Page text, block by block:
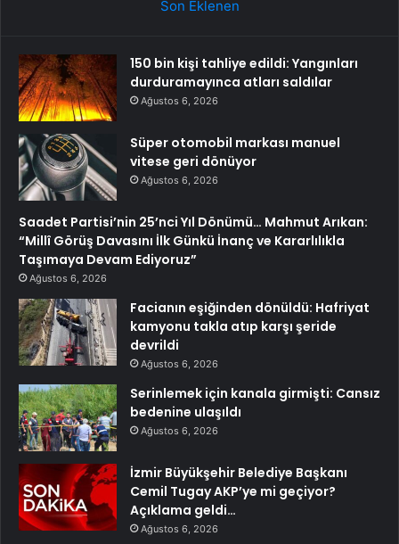
Son Eklenen
150 bin kişi tahliye edildi: Yangınları
durduramayınca atları saldılar
Ağustos 6, 2026
Süper otomobil markası manuel
vitese geri dönüyor
Ağustos 6, 2026
Saadet Partisi’nin 25’nci Yıl Dönümü… Mahmut Arıkan:
“Millî Görüş Davasını İlk Günkü İnanç ve Kararlılıkla
Taşımaya Devam Ediyoruz”
Ağustos 6, 2026
Facianın eşiğinden dönüldü: Hafriyat
kamyonu takla atıp karşı şeride
devrildi
Ağustos 6, 2026
Serinlemek için kanala girmişti: Cansız
bedenine ulaşıldı
Ağustos 6, 2026
İzmir Büyükşehir Belediye Başkanı
Cemil Tugay AKP’ye mi geçiyor?
Açıklama geldi…
Ağustos 6, 2026